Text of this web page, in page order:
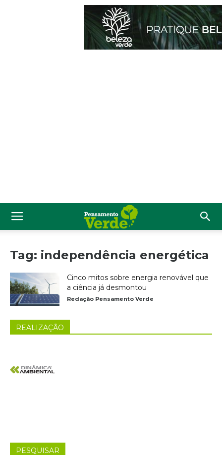
Tag: independência energética
Cinco mitos sobre energia renovável que
a ciência já desmontou
Redação Pensamento Verde
REALIZAÇÃO
PESQUISAR